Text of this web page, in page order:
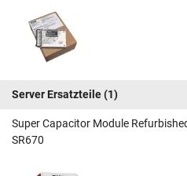
Server Ersatzteile(1)
Super Capacitor Module
SR670